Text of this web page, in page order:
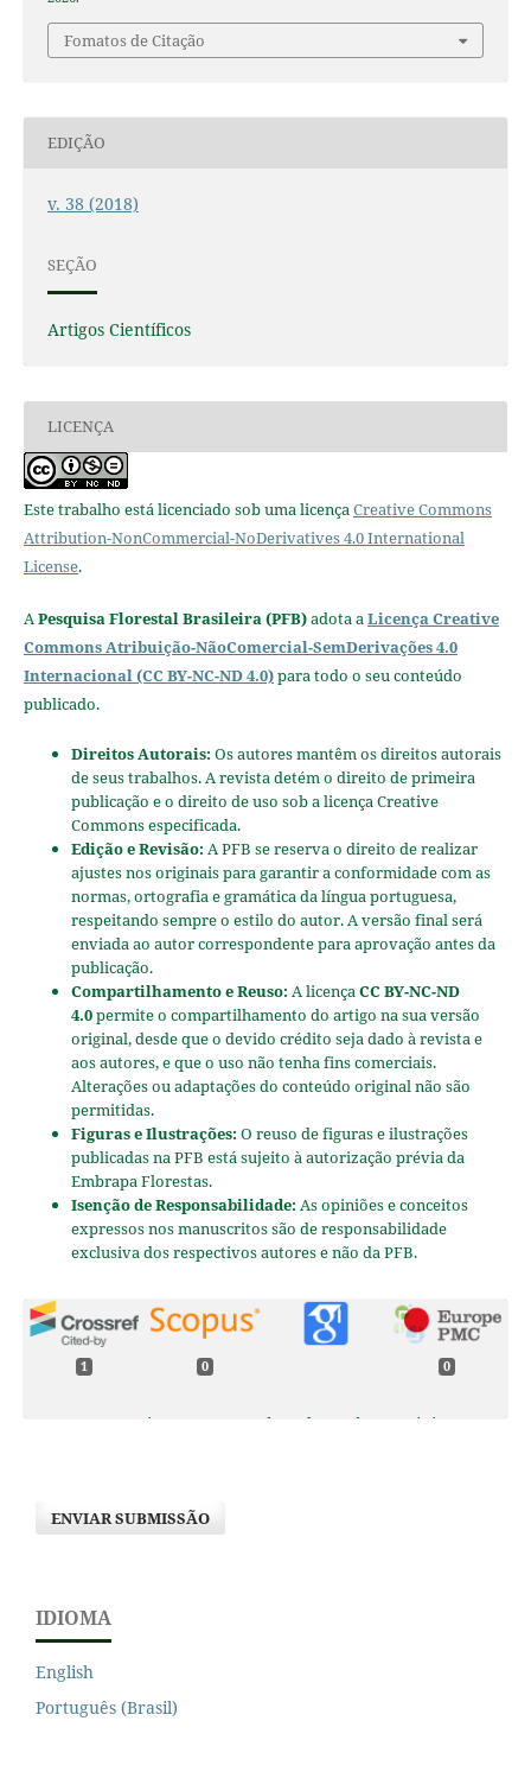
Fomatos de Citação
EDIÇÃO
v. 38 (2018)
SEÇÃO
Artigos Científicos
LICENÇA
Este trabalho está licenciado sob uma licençaCreative Commons
Attribution-NonCommercial-NoDerivatives 4.0 International
License.
APesquisa Florestal Brasileira (PFB)adota aLicença Creative
Commons Atribuição-NãoComercial-SemDerivações 4.0
Internacional (CC BY-NC-ND 4.0)para todo o seu conteúdo
publicado.
Direitos Autorais: Os autores mantêm os direitos autorais
de seus trabalhos. A revista detém o direito de primeira
publicação e o direito de uso sob a licença Creative
Commons especificada.
Edição e Revisão: A PFB se reserva o direito de realizar
ajustes nos originais para garantir a conformidade com as
normas, ortografia e gramática da língua portuguesa,
respeitando sempre o estilo do autor. A versão final será
enviada ao autor correspondente para aprovação antes da
publicação.
Compartilhamento e Reuso: A licençaCC BY-NC-ND
4.0permite o compartilhamento do artigo na sua versão
original, desde que o devido crédito seja dado à revista e
aos autores, e que o uso não tenha fins comerciais.
Alterações ou adaptações do conteúdo original não são
permitidas.
Figuras e Ilustrações: O reuso de figuras e ilustrações
publicadas na PFB está sujeito à autorização prévia da
Embrapa Florestas.
Isenção de Responsabilidade: As opiniões e conceitos
expressos nos manuscritos são de responsabilidade
exclusiva dos respectivos autores e não da PFB.
1 0 0
Nayara Mesquita Mota, Evandro Alexandre Fortini,
Influência do tamanho e da escarificação dos diásporos
ENVIAR SUBMISSÃO
IDIOMA
English
Português (Brasil)